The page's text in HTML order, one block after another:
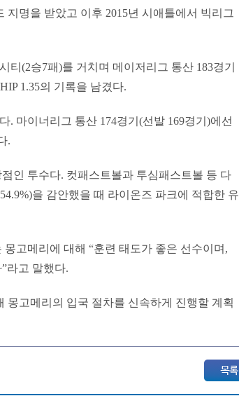
명을 받았고 이후 2015년 시애틀에서 빅리그
티(2승7패)를 거치며 메이저리그 통산 183경기
1.35의 기록을 남겼다.
마이너리그 통산 174경기(선발 169경기)에선
.
인 투수다. 컷패스트볼과 투심패스트볼 등 다
을 감안했을 때 라이온즈 파크에 적합한 유
고메리에 대해 “훈련 태도가 좋은 선수이며,
라고 말했다.
몽고메리의 입국 절차를 신속하게 진행할 계획